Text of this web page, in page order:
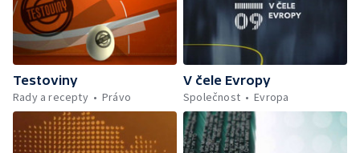
Testoviny
Rady a recepty
Právo
V čele Evropy
Společnost
Evropa